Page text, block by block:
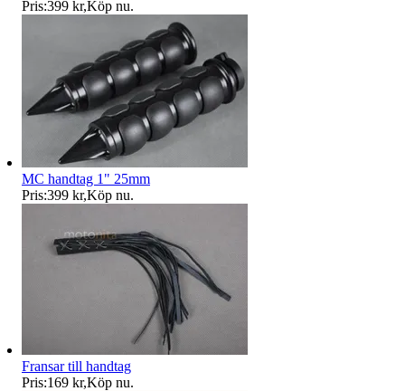
Pris:399 kr,Köp nu.
MC handtag 1" 25mm
Pris:399 kr,Köp nu.
Fransar till handtag
Pris:169 kr,Köp nu.